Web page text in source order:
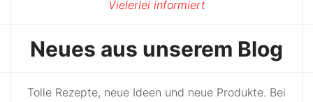
Vielerlei informiert
Neues aus unserem Blog
Tolle Rezepte, neue Ideen und neue Produkte. Bei